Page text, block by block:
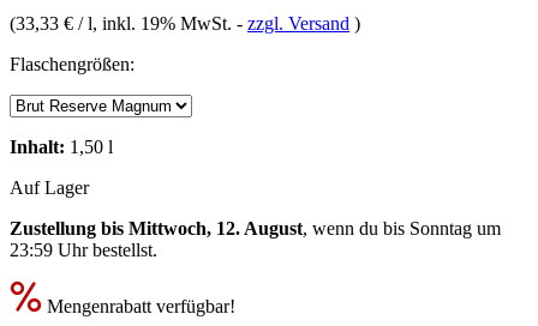
(33,33 € / l, inkl. 19% MwSt. - zzgl. Versand )
Flaschengrößen:
Inhalt: 1,50 l
Auf Lager
Zustellung bis Mittwoch, 12. August, wenn du bis Sonntag um
23:59 Uhrbestellst.
Mengenrabatt verfügbar!